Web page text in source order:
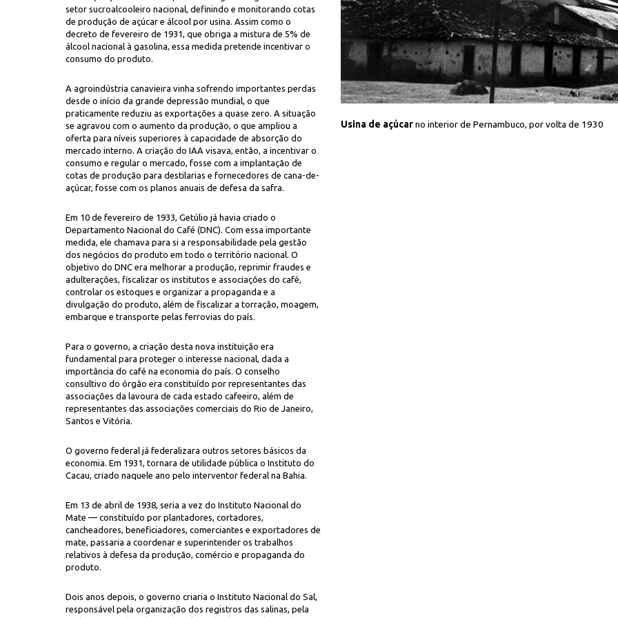
setor sucroalcooleiro nacional, definindo e monitorando cotas
de produção de açúcar e álcool por usina. Assim como o
decreto de fevereiro de 1931, que obriga a mistura de 5% de
álcool nacional à gasolina, essa medida pretende incentivar o
consumo do produto.
A agroindústria canavieira vinha sofrendo importantes perdas
desde o início da grande depressão mundial, o que
praticamente reduziu as exportações a quase zero. A situação
se agravou com o aumento da produção, o que ampliou a
oferta para níveis superiores à capacidade de absorção do
mercado interno. A criação do IAA visava, então, a incentivar o
consumo e regular o mercado, fosse com a implantação de
cotas de produção para destilarias e fornecedores de cana-de-
açúcar, fosse com os planos anuais de defesa da safra.
Em 10 de fevereiro de 1933, Getúlio já havia criado o
Departamento Nacional do Café (DNC). Com essa importante
medida, ele chamava para si a responsabilidade pela gestão
dos negócios do produto em todo o território nacional. O
objetivo do DNC era melhorar a produção, reprimir fraudes e
adulterações, fiscalizar os institutos e associações do café,
controlar os estoques e organizar a propaganda e a
divulgação do produto, além de fiscalizar a torração, moagem,
embarque e transporte pelas ferrovias do país.
Para o governo, a criação desta nova instituição era
fundamental para proteger o interesse nacional, dada a
importância do café na economia do país. O conselho
consultivo do órgão era constituído por representantes das
associações da lavoura de cada estado cafeeiro, além de
representantes das associações comerciais do Rio de Janeiro,
Santos e Vitória.
O governo federal já federalizara outros setores básicos da
economia. Em 1931, tornara de utilidade pública o Instituto do
Cacau, criado naquele ano pelo interventor federal na Bahia.
Em 13 de abril de 1938, seria a vez do Instituto Nacional do
Mate — constituído por plantadores, cortadores,
cancheadores, beneficiadores, comerciantes e exportadores de
mate, passaria a coordenar e superintender os trabalhos
relativos à defesa da produção, comércio e propaganda do
produto.
Dois anos depois, o governo criaria o Instituto Nacional do Sal,
responsável pela organização dos registros das salinas, pela
no porto de Santos
Iconographia
Usina de açúcarno interior de Pernambuco, por volta de 1930